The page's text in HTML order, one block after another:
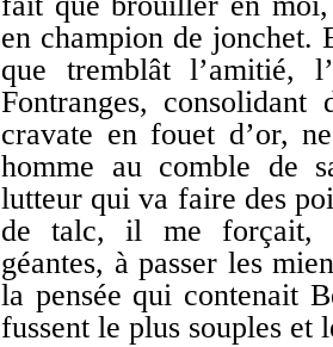
en champion de jonchet.
que tremblât l’amitié,
Fontranges,
cravate en fouet d’or,
homme au comble de
lutteur qui va faire des
de talc, il me forçait,
géantes, à passer les
la pensée qui contenait
fussent le plus souples et